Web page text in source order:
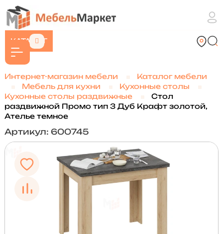
КАТАЛОГ
Интернет-магазин мебели
Каталог мебели
Мебель для кухни
Кухонные столы
Кухонные столы раздвижные
Стол
раздвижной Промо тип 3 Дуб Крафт золотой,
Ателье темное
Артикул: 600745